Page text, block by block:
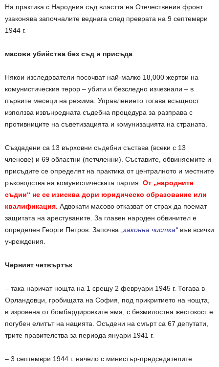
На практика с Народния съд властта на Отечествения фронт
узаконява започналите веднага след преврата на 9 септември
1944 г.
масови убийства без съд и присъдa
Някои изследователи посочват най-малко 18,000 жертви на
комунистическия терор – убити и безследно изчезнали – в
първите месеци на режима. Управлението тогава всъщност
използва извънредната съдебна процедура за разправа с
противниците на съветизацията и комунизацията на страната.
Създадени са 13 върховни съдебни състава (всеки с 13
членове) и 69 областни (петчленни). Съставите, обвиняемите и
присъдите се определят на практика от централното и местните
ръководства на комунистическата партия. От „народните
съдии“ не се изисква дори юридическо образование или
квалификация. Адвокати масово отказват от страх да поемат
защитата на арестуваните. За главен народен обвинител е
определен Георги Петров. Започва „законна чистка“ във всички
учреждения.
Черният четвъртък
– така наричат нощта на 1 срещу 2 февруари 1945 г. Тогава в
Орландовци, гробищата на София, под прикритието на нощта,
в изровена от бомбардировките яма, с безмилостна жестокост е
погубен елитът на нацията. Осъдени на смърт са 67 депутати,
трите правителства за периода януари 1941 г.
– 3 септември 1944 г. начело с министър-председателите